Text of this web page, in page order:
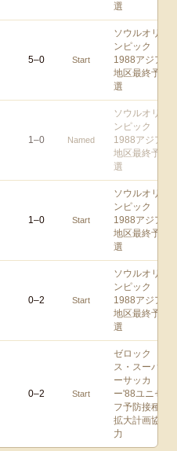
選
5–0 Start
ソウルオリ
ンピック
1988アジア
地区最終予
選
1–0 Named
ソウルオリ
ンピック
1988アジア
地区最終予
選
1–0 Start
ソウルオリ
ンピック
1988アジア
地区最終予
選
0–2 Start
ソウルオリ
ンピック
1988アジア
地区最終予
選
0–2 Start
ゼロック
ス・スーパ
ーサッカ
ー'88ユニセ
フ予防接種
拡大計画協
力